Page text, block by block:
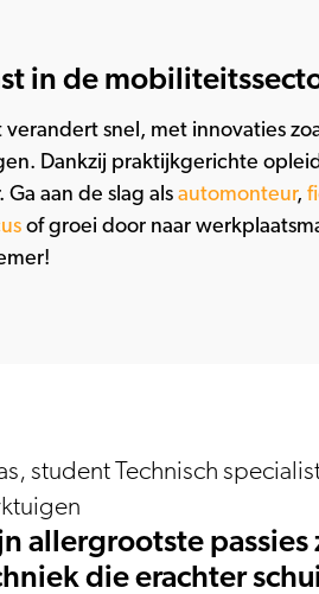
in de
snel, met innovaties
Dankzij praktijkgerichte
aan de slag als automonteur,
of groei door naar
student Technisch
allergrootste passies
die erachter